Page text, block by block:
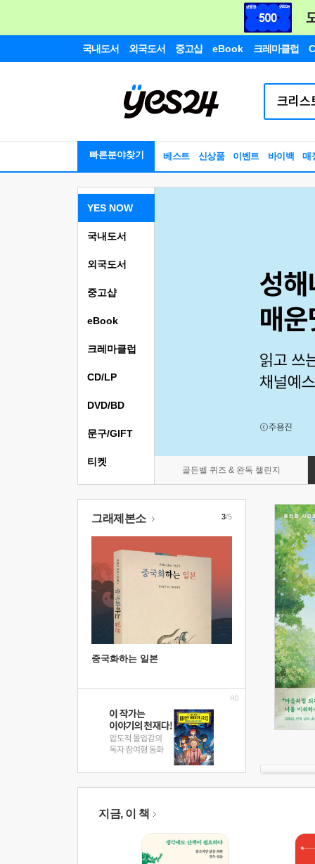
국내도서 외국도서 중고샵 eBook 크레마클럽
빠른분야찾기 베스트 신상품 이벤트 바이백 매
YES NOW
골든벨 퀴즈 & 완독 챌린지
국내도서
외국도서
중고샵
eBook
크레마클럽
CD/LP
DVD/BD
문구/GIFT
티켓
그래제본소
중국화하는 일본
3/5
지금, 이 책